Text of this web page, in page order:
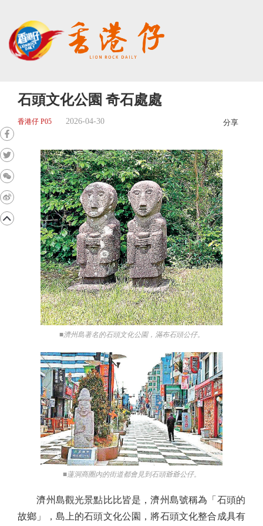
石頭文化公園 奇石處處
香港仔 P05 2026-04-30 分享
■濟州島著名的石頭文化公園，滿布石頭公仔。
■蓮洞商圈內的街道都會見到石頭爺爺公仔。
濟州島觀光景點比比皆是，濟州島號稱為「石頭的
故鄉」，島上的石頭文化公園，將石頭文化整合成具有